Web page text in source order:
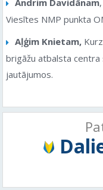
Andrim Davidānam
Viesītes NMP punkta
Aļģim Knietam,
brigāžu atbalsta centra
jautājumos.